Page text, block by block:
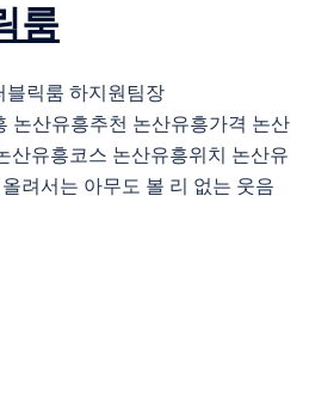
룸
블릭룸 하지원팀장
논산유흥추천 논산유흥가격 논산
산유흥코스 논산유흥위치 논산유
려서는 아무도 볼 리 없는 웃음